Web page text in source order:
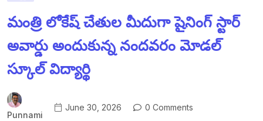
మంత్రి లోకేష్ చేతుల మీదుగా షైనింగ్ స్టార్
అవార్డు అందుకున్న నందవరం మోడల్
స్కూల్ విద్యార్థి
Punnami
June 30, 2026 0 Comments